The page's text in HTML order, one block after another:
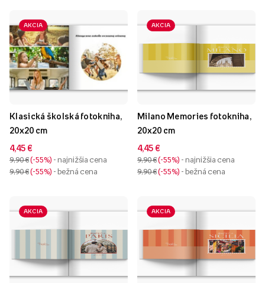
AKCIA
Klasická školská fotokniha,
20x20 cm
4,45 €
9,90 € -55% - najnižšia cena
9,90 € -55% - bežná cena
AKCIA
Milano Memories fotokniha,
20x20 cm
4,45 €
9,90 € -55% - najnižšia cena
9,90 € -55% - bežná cena
AKCIA AKCIA